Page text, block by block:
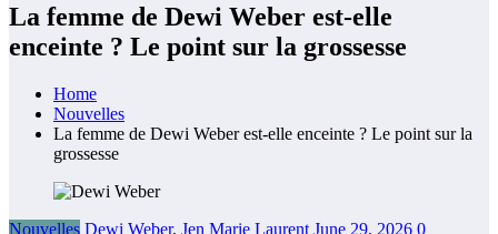
La femme de Dewi Weber est-elle
enceinte ? Le point sur la grossesse
Home
Nouvelles
La femme de Dewi Weber est-elle enceinte ? Le point sur la
grossesse
Nouvelles Dewi Weber, Jen Marie Laurent June 29, 2026 0